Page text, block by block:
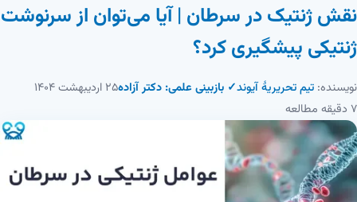
نقش ژنتیک در سرطان | آیا می‌توان از سرنوشت
ژنتیکی پیشگیری کرد؟
نویسنده: تیم تحریریهٔ آیوند✓ بازبینی علمی: دکتر آزاده۲۵ اردیبهشت ۱۴۰۴